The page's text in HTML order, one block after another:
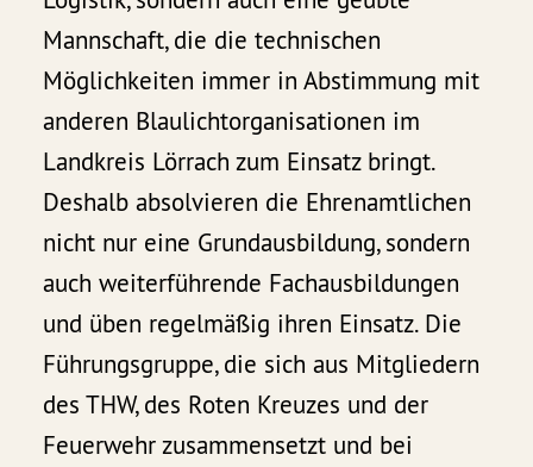
Mannschaft, die die technischen
Möglichkeiten immer in Abstimmung mit
anderen Blaulichtorganisationen im
Landkreis Lörrach zum Einsatz bringt.
Deshalb absolvieren die Ehrenamtlichen
nicht nur eine Grundausbildung, sondern
auch weiterführende Fachausbildungen
und üben regelmäßig ihren Einsatz. Die
Führungsgruppe, die sich aus Mitgliedern
des THW, des Roten Kreuzes und der
Feuerwehr zusammensetzt und bei